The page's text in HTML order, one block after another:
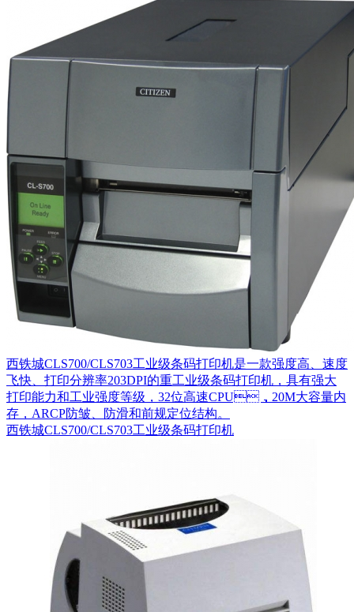
西铁城CLS700/CLS703工业级条码打印机是一款强度高、速度
飞快、打印分辨率203DPI的重工业级条码打印机，具有强大
打印能力和工业强度等级，32位高速CPU，20M大容量内
存，ARCP防皱、防滑和前规定位结构。
西铁城CLS700/CLS703工业级条码打印机